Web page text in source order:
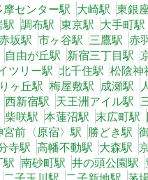
摩センター駅 大崎駅 東銀
駅 調布駅 東京駅 大手町駅
坂駅 市ヶ谷駅 三鷹駅 赤
自由が丘駅 新宿三丁目駅
ツリー駅 北千住駅 松陰神
ヶ丘駅 梅屋敷駅 成瀬駅
西新宿駅 天王洲アイル駅
柴咲駅 本蓮沼駅 末広町駅
宮前〈原宿〉駅 勝どき駅
寺駅 高幡不動駅 大森駅
駅 南砂町駅 井の頭公園駅